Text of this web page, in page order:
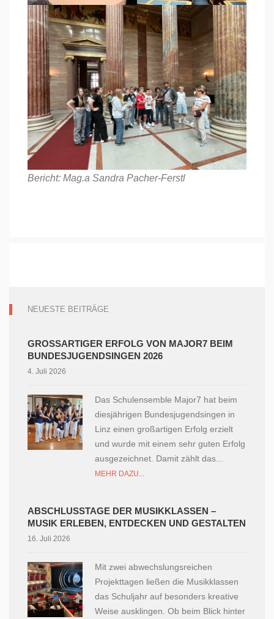
Bericht: Mag.a Sandra Pacher-Ferstl
NEUESTE BEITRÄGE
GROSSARTIGER ERFOLG VON MAJOR7 BEIM B
UNDESJUGENDSINGEN 2026
4. Juli 2026
Das Schulensemble Major7 hat beim
diesjährigen Bundesjugendsingen in
Linz einen großartigen Erfolg erzielt
und wurde mit einem sehr guten Erfolg
ausgezeichnet. Damit zählt das...
MEHR DAZU...
ABSCHLUSSTAGE DER MUSIKKLASSEN –
MUSIK ERLEBEN, ENTDECKEN UND GESTALTEN
16. Juli 2026
Mit zwei abwechslungsreichen
Projekttagen ließen die Musikklassen
das Schuljahr auf besonders kreative
Weise ausklingen. Ob beim Blick hinter